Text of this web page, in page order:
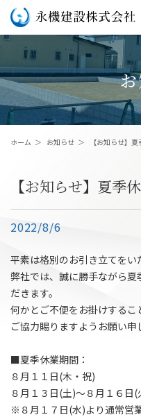
ホーム ＞ お知らせ ＞ 【お知らせ】
【お知らせ】夏季
2022/8/6
平素は格別のお引き立てをい
弊社では、誠に勝手ながら
だきます。
何かとご不便をお掛けするこ
ご協力賜りますようお願い申
■夏季休業期間：
８月１１日(木・祝)
８月１３日(土)～８月１６日(
※８月１７日(水)より通常営